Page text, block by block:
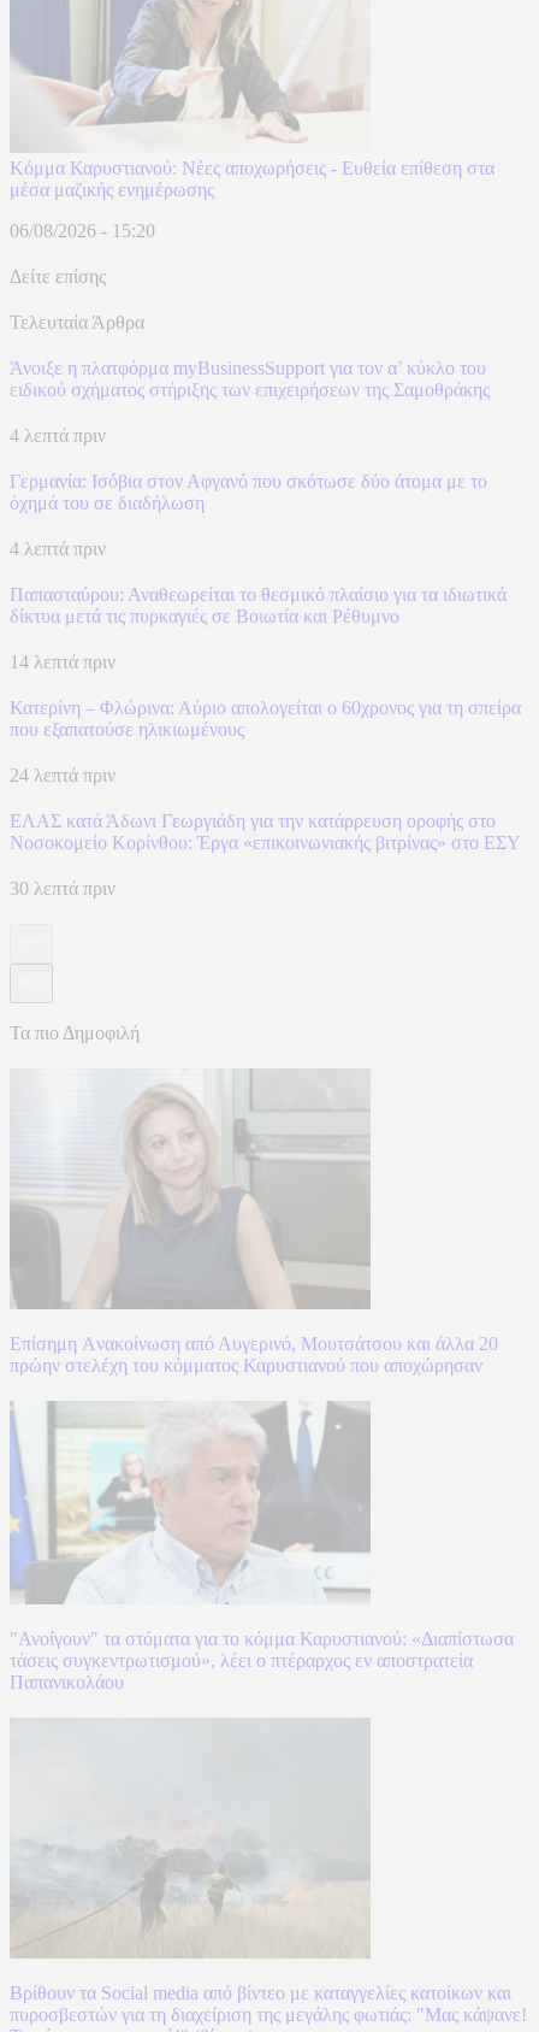
Κόμμα Καρυστιανού: Νέες αποχωρήσεις - Ευθεία επίθεση στα
μέσα μαζικής ενημέρωσης
06/08/2026 - 15:20
Δείτε επίσης
Τελευταία Άρθρα
Άνοιξε η πλατφόρμα myBusinessSupport για τον α’ κύκλο του
ειδικού σχήματος στήριξης των επιχειρήσεων της Σαμοθράκης
4 λεπτά πριν
Γερμανία: Ισόβια στον Αφγανό που σκότωσε δύο άτομα με το
όχημά του σε διαδήλωση
4 λεπτά πριν
Παπασταύρου: Αναθεωρείται το θεσμικό πλαίσιο για τα ιδιωτικά
δίκτυα μετά τις πυρκαγιές σε Βοιωτία και Ρέθυμνο
14 λεπτά πριν
Κατερίνη – Φλώρινα: Αύριο απολογείται ο 60χρονος για τη σπείρα
που εξαπατούσε ηλικιωμένους
24 λεπτά πριν
ΕΛΑΣ κατά Άδωνι Γεωργιάδη για την κατάρρευση οροφής στο
Νοσοκομείο Κορίνθου: Έργα «επικοινωνιακής βιτρίνας» στο ΕΣΥ
30 λεπτά πριν
Τα πιο Δημοφιλή
Επίσημη Aνακοίνωση από Αυγερινό, Μουτσάτσου και άλλα 20
πρώην στελέχη του κόμματος Καρυστιανού που αποχώρησαν
"Ανοίγουν" τα στόματα για το κόμμα Καρυστιανού: «Διαπίστωσα
τάσεις συγκεντρωτισμού», λέει ο πτέραρχος εν αποστρατεία
Παπανικολάου
Βρίθουν τα Social media από βίντεο με καταγγελίες κατοίκων και
πυροσβεστών για τη διαχείριση της μεγάλης φωτιάς: "Μας κάψανε!